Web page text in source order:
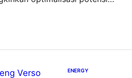
ENERGY